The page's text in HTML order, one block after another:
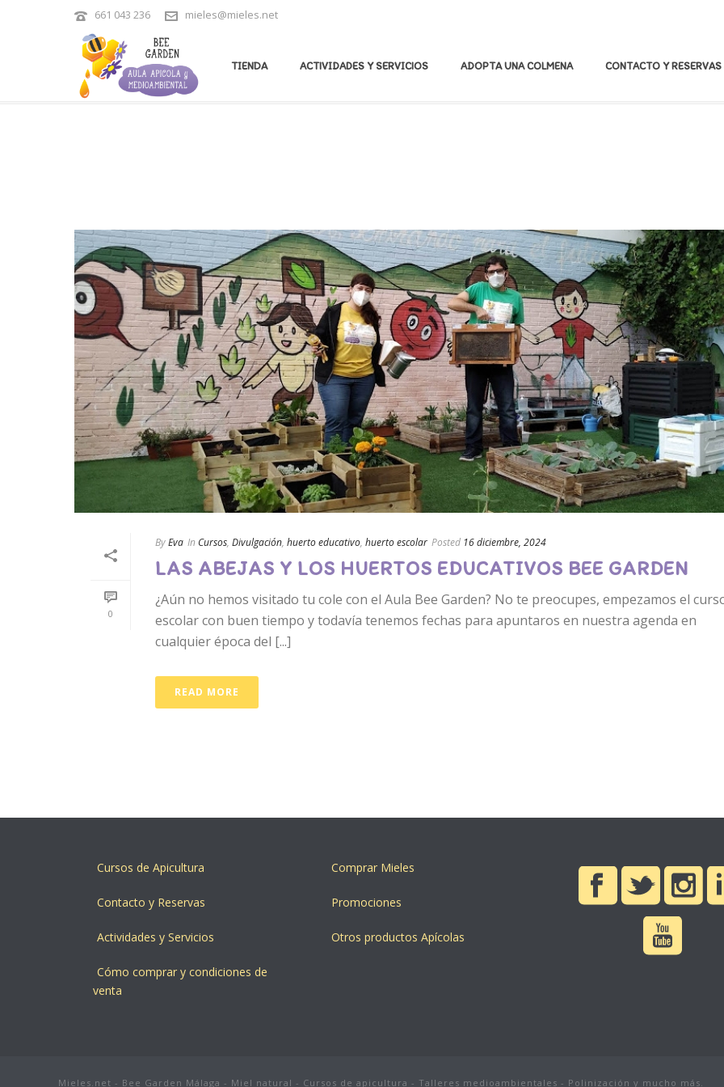
661 043 236 mieles@mieles.net
TIENDA ACTIVIDADES Y SERVICIOS ADOPTA UNA COLMENA CONTACTO Y RESERVAS
ARCHIVES
Tag Archives for: "colectivos"
0
ByEva In Cursos, Divulgación, huerto educativo, huerto escolar Posted 16 diciembre, 2024
LAS ABEJAS Y LOS HUERTOS EDUCATIVOS BEE GARDEN
¿Aún no hemos visitado tu cole con el Aula Bee Garden? No te preocupes, empezamos el
escolar con buen tiempo y todavía tenemos fechas para apuntaros en nuestra agenda en
cualquier época del [...]
READ MORE
Cursos de Apicultura
Contacto y Reservas
Actividades y Servicios
Cómo comprar y condiciones de
venta
Comprar Mieles
Promociones
Otros productos Apícolas
Mieles.net - Bee Garden Málaga - Miel natural - Cursos de apicultura - Talleres medioambientales - Polinización y mucho más.